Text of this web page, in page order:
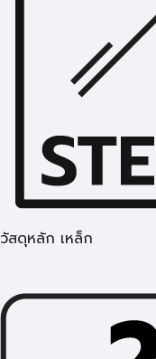
วัสดุหลัก เหล็ก